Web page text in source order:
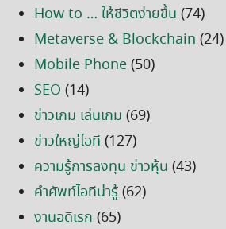
How to … ให้ชีวิตง่ายขึ้น (74)
Metaverse & Blockchain (24)
Mobile Phone(50)
SEO (14)
ข่าวเกม เล่นเกม (69)
ข่าวใหญ่ไอที (127)
ความรู้การลงทุน ข่าวหุ้น (43)
คำศัพท์ไอทีน่ารู้(62)
งานอดิเรก (65)